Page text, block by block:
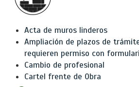
Acta de muros linderos
Ampliación de plazos de
requieren permiso con
Cambio de profesional
Cartel frente de Obra